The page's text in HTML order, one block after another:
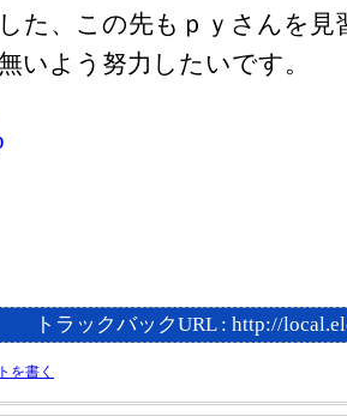
た、この先もｐｙさんを
いよう努力したいです。
トラックバックURL : http://
を書く